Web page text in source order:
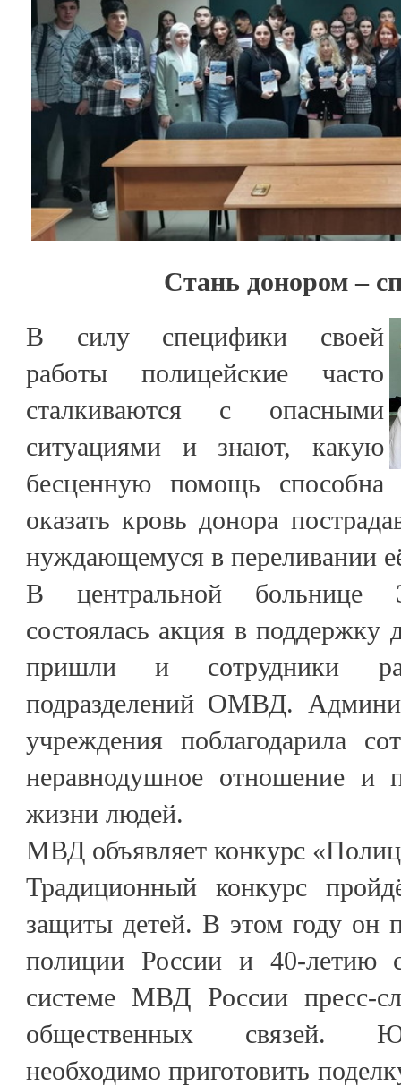
Стань донором –
В силу специфики своей
работы полицейские часто
сталкиваются с опасными
ситуациями и знают, какую
бесценную помощь способна
оказать кровь донора
нуждающемуся в переливании
В центральной больнице
состоялась акция в поддержку
пришли и сотрудники
подразделений ОМВД.
учреждения поблагодарила
неравнодушное отношение и
жизни людей.
МВД объявляет конкурс
Традиционный конкурс
защиты детей. В этом году он
полиции России и 40-летию
системе МВД России пресс-
общественных связей.
необходимо приготовить